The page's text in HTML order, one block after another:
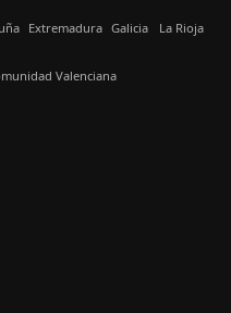
Extremadura Galicia La Rioja
Valenciana